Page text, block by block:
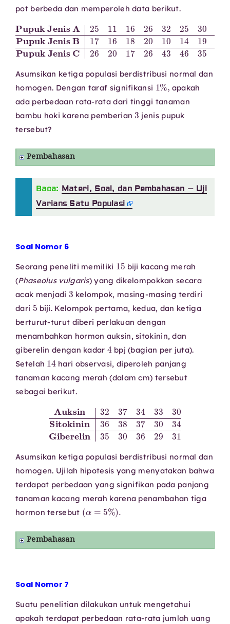
pot berbeda dan memperoleh data berikut.
Pupuk Jenis A 25 11 1626 3225 3017
Pupuk Jenis B1716182010 14 19
Pupuk Jenis C 26 2017 2643 46 3534 18
Asumsikan ketiga populasi berdistribusi normal dan
homogen. Dengan taraf signifikansi
1%
apakah
ada perbedaan rata-rata dari tinggi tanaman
bambu hoki karena pemberian
3
jenis pupuk
tersebut?
Pembahasan
Baca: Materi, Soal, dan Pembahasan – Uji
Varians Satu Populasi
Soal Nomor 6
Seorang peneliti memiliki
15
biji kacang merah
(Phaseolus vulgaris) yang dikelompokkan secara
acak menjadi
3
kelompok, masing-masing terdiri
dari
5
biji. Kelompok pertama, kedua, dan ketiga
berturut-turut diberi perlakuan dengan
menambahkan hormon auksin, sitokinin, dan
giberelin dengan kadar
4
bpj (bagian per juta).
Setelah
14
hari observasi, diperoleh panjang
tanaman kacang merah (dalam cm) tersebut
sebagai berikut.
32373433 30 Sitokinin36 3837 3034
Giberelin 3530 36 2931
Asumsikan ketiga populasi berdistribusi normal dan
homogen. Ujilah hipotesis yang menyatakan bahwa
terdapat perbedaan yang signifikan pada panjang
tanaman kacang merah karena penambahan tiga
hormon tersebut
( %).
Pembahasan
Soal Nomor 7
Suatu penelitian dilakukan untuk mengetahui
apakah terdapat perbedaan rata-rata jumlah uang